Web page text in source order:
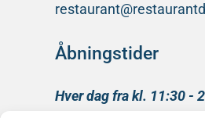
Åbningstider
Hver dag fra kl. 11:30 -